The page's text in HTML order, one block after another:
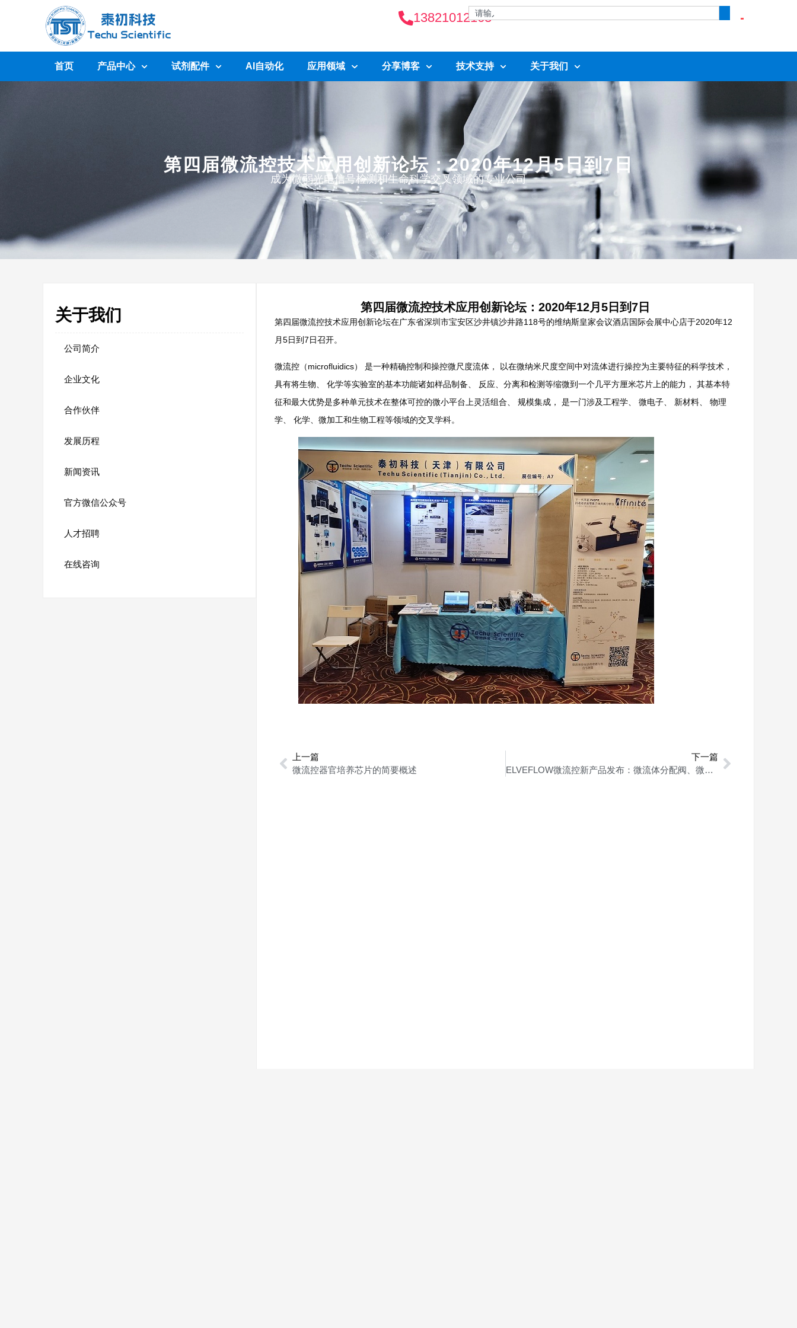
13821012163
首页 产品中心 试剂配件 AI自动化 应用领域 分享博客 技术支持 关于我们
第四届微流控技术应用创新论坛：2020年12月5日到7日
成为微弱光电信号检测和生命科学交叉领域的专业公司
关于我们
公司简介
企业文化
合作伙伴
发展历程
新闻资讯
官方微信公众号
人才招聘
在线咨询
第四届微流控技术应用创新论坛：2020年12月5日到7日
第四届微流控技术应用创新论坛在广东省深圳市宝安区沙井镇沙井路118号的维纳斯皇家会议酒店国际会展中心店于2020年12
月5日到7日召开。
微流控（microfluidics） 是一种精确控制和操控微尺度流体， 以在微纳米尺度空间中对流体进行操控为主要特征的科学技术，
具有将生物、 化学等实验室的基本功能诸如样品制备、 反应、分离和检测等缩微到一个几平方厘米芯片上的能力， 其基本特
征和最大优势是多种单元技术在整体可控的微小平台上灵活组合、 规模集成， 是一门涉及工程学、 微电子、 新材料、 物理
学、 化学、微加工和生物工程等领域的交叉学科。
上一篇
微流控器官培养芯片的简要概述
下一篇
ELVEFLOW微流控新产品发布：微流体分配阀、微流体循环阀和微流体除泡器